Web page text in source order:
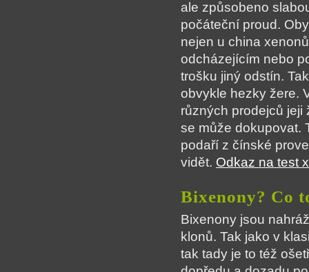
ale způsobeno
počáteční proud.
nejen u china
odcházejícím nebo
trošku jiný odstín.
obvykle hezky žere.
různých prodejců jeji
se může dokupovat.
podaří z čínské
vidět. Odkaz na test
Bixenony? Co
Bixenony jsou
klonů. Tak jako v
tak tady je to též